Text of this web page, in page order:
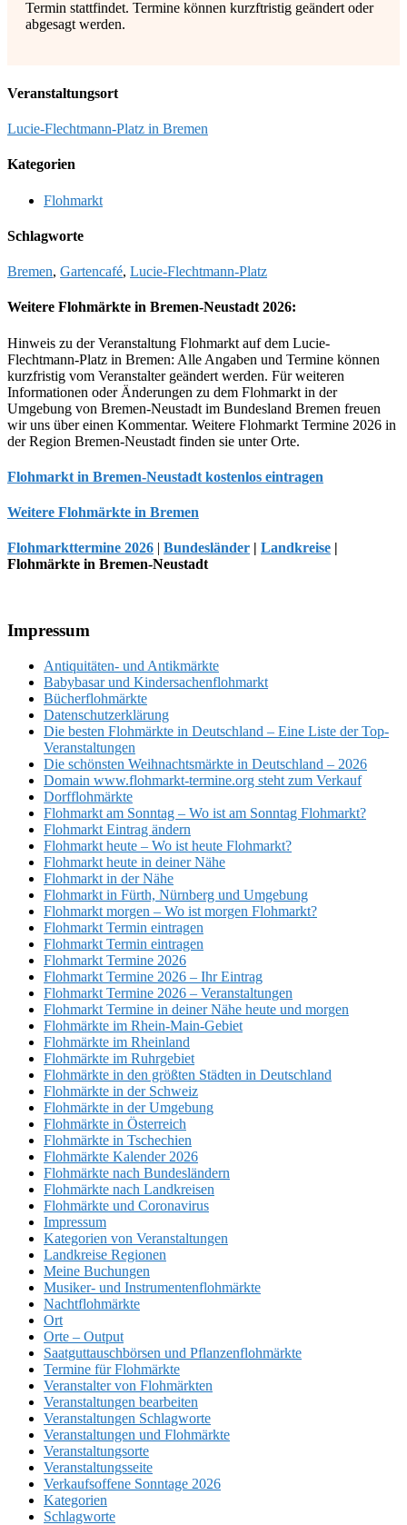
Termin stattfindet. Termine können kurzftristig geändert oder
abgesagt werden.
Veranstaltungsort
Lucie-Flechtmann-Platz in Bremen
Kategorien
Flohmarkt
Schlagworte
Bremen, Gartencafé, Lucie-Flechtmann-Platz
Weitere Flohmärkte in Bremen-Neustadt 2026:
Hinweis zu der Veranstaltung Flohmarkt auf dem Lucie-
Flechtmann-Platz in Bremen: Alle Angaben und Termine können
kurzfristig vom Veranstalter geändert werden. Für weiteren
Informationen oder Änderungen zu dem Flohmarkt in der
Umgebung von Bremen-Neustadt im Bundesland Bremen freuen
wir uns über einen Kommentar. Weitere Flohmarkt Termine 2026 in
der Region Bremen-Neustadt finden sie unter Orte.
Flohmarkt in Bremen-Neustadt kostenlos eintragen
Weitere Flohmärkte in Bremen
Flohmarkttermine 2026 | Bundesländer | Landkreise |
Flohmärkte in Bremen-Neustadt
Footer
Impressum
Antiquitäten- und Antikmärkte
Babybasar und Kindersachenflohmarkt
Bücherflohmärkte
Datenschutzerklärung
Die besten Flohmärkte in Deutschland – Eine Liste der Top-
Veranstaltungen
Die schönsten Weihnachtsmärkte in Deutschland – 2026
Domain www.flohmarkt-termine.org steht zum Verkauf
Dorfflohmärkte
Flohmarkt am Sonntag – Wo ist am Sonntag Flohmarkt?
Flohmarkt Eintrag ändern
Flohmarkt heute – Wo ist heute Flohmarkt?
Flohmarkt heute in deiner Nähe
Flohmarkt in der Nähe
Flohmarkt in Fürth, Nürnberg und Umgebung
Flohmarkt morgen – Wo ist morgen Flohmarkt?
Flohmarkt Termin eintragen
Flohmarkt Termin eintragen
Flohmarkt Termine 2026
Flohmarkt Termine 2026 – Ihr Eintrag
Flohmarkt Termine 2026 – Veranstaltungen
Flohmarkt Termine in deiner Nähe heute und morgen
Flohmärkte im Rhein-Main-Gebiet
Flohmärkte im Rheinland
Flohmärkte im Ruhrgebiet
Flohmärkte in den größten Städten in Deutschland
Flohmärkte in der Schweiz
Flohmärkte in der Umgebung
Flohmärkte in Österreich
Flohmärkte in Tschechien
Flohmärkte Kalender 2026
Flohmärkte nach Bundesländern
Flohmärkte nach Landkreisen
Flohmärkte und Coronavirus
Impressum
Kategorien von Veranstaltungen
Landkreise Regionen
Meine Buchungen
Musiker- und Instrumentenflohmärkte
Nachtflohmärkte
Ort
Orte – Output
Saatguttauschbörsen und Pflanzenflohmärkte
Termine für Flohmärkte
Veranstalter von Flohmärkten
Veranstaltungen bearbeiten
Veranstaltungen Schlagworte
Veranstaltungen und Flohmärkte
Veranstaltungsorte
Veranstaltungsseite
Verkaufsoffene Sonntage 2026
Kategorien
Schlagworte